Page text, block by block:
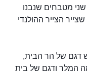
מטבחים שנבנו
שצייר הצייר ההולנדי
דגם של הר הבית,
המלך ודגם של בית